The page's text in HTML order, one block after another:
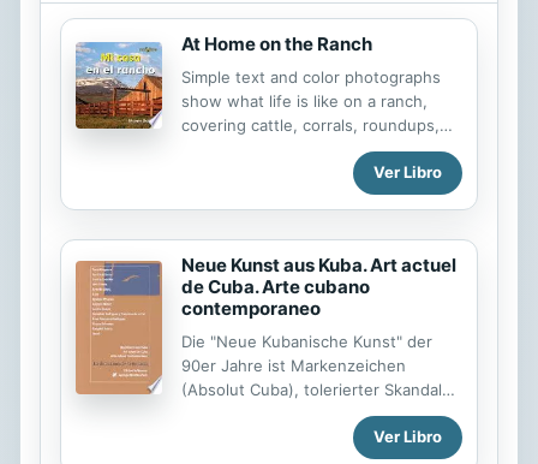
At Home on the Ranch
Simple text and color photographs
show what life is like on a ranch,
covering cattle, corrals, roundups,
Ver Libro
Neue Kunst aus Kuba. Art actuel
de Cuba. Arte cubano
contemporaneo
Die "Neue Kubanische Kunst" der
90er Jahre ist Markenzeichen
(Absolut Cuba), tolerierter Skandal
und bilderreicher Dissens in einem.
In "elitärer" Vieldeutigkeit formuliert,
Ver Libro